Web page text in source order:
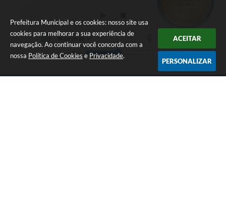
Prefeitura Municipal e os cookies: nosso site usa
cookies para melhorar a sua experiência de
navegação. Ao continuar você concorda com a
nossa Política de Cookies e Privacidade.
ACEITAR
PERSONALIZAR